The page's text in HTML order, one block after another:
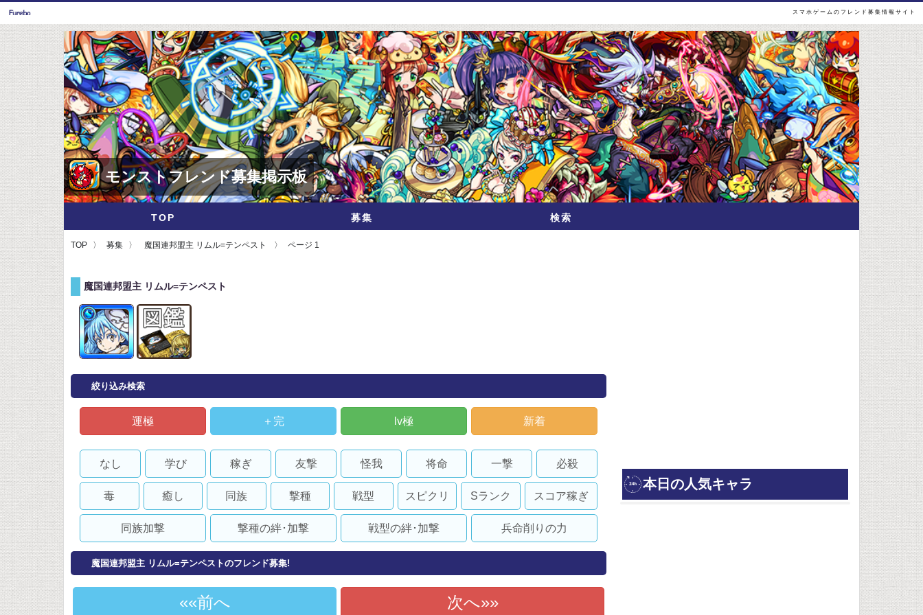
スマホゲームのフレンド募集情報サイト
モンストフレンド募集掲示板
TOP 募集 検索
TOP 募集 魔国連邦盟主 リムル=テンペスト ページ 1
魔国連邦盟主 リムル=テンペスト
絞り込み検索
運極 ＋完 lv極 新着
なし 学び 稼ぎ 友撃 怪我 将命 一撃 必殺
毒 癒し 同族 撃種 戦型 スピクリ Sランク スコア稼ぎ
同族加撃 撃種の絆･加撃 戦型の絆･加撃 兵命削りの力
魔国連邦盟主 リムル=テンペストのフレンド募集!
«前へ 次へ»